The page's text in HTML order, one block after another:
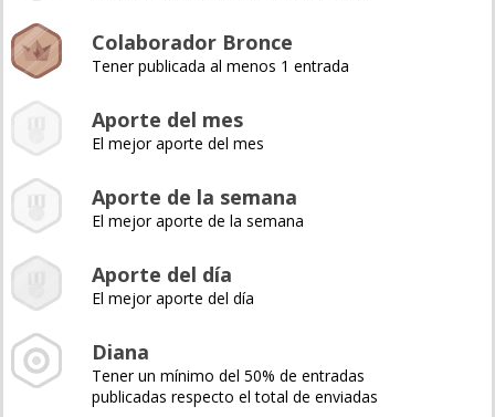
Colaborador Bronce
Tener publicada al menos 1 entrada
Aporte del mes
El mejor aporte del mes
Aporte de la semana
El mejor aporte de la semana
Aporte del día
El mejor aporte del día
Diana
Tener un mínimo del 50% de entradas
publicadas respecto el total de enviadas